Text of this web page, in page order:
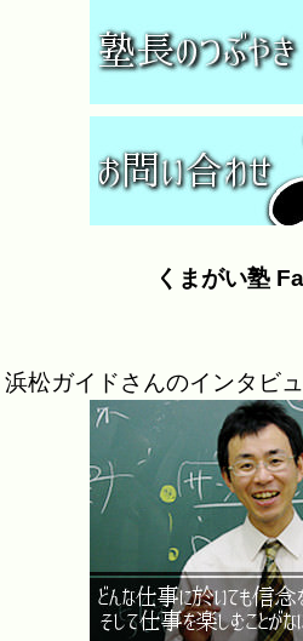
くまがい塾
浜松ガイドさんのインタビ